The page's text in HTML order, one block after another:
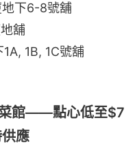
下6-8號舖
舖
1B, 1C號舖
館——點心低至$7
應